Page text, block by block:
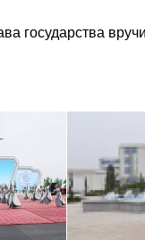
государства